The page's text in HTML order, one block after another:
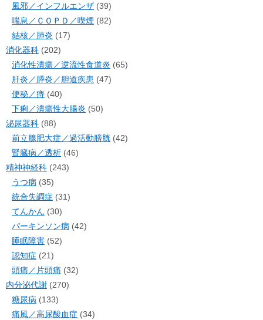
風邪／インフルエンザ (39)
喘息／ＣＯＰＤ／喫煙 (82)
結核／肺炎 (17)
消化器科 (202)
消化性潰瘍／逆流性食道炎 (65)
肝炎／膵炎／胆道疾患 (47)
便秘／痔 (40)
下痢／潰瘍性大腸炎 (50)
泌尿器科 (88)
前立腺肥大症／過活動膀胱 (42)
腎臓病／透析 (46)
精神神経科 (243)
うつ病 (35)
統合失調症 (31)
てんかん (30)
パーキンソン病 (42)
睡眠障害 (52)
認知症 (21)
頭痛／片頭痛 (32)
内分泌代謝 (270)
糖尿病 (133)
痛風／高尿酸血症 (34)